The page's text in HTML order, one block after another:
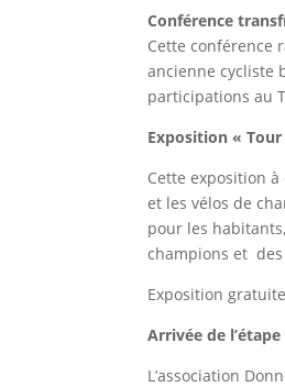
Conférence
Cette conférence
ancienne cycliste
participations au
Exposition «
Cette exposition
et les vélos de
pour les
champions et
Exposition
Arrivée de
L’association